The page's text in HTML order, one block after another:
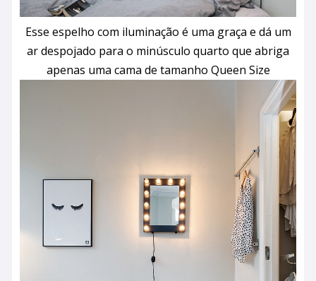
Esse espelho com iluminação é uma graça e dá um
ar despojado para o minúsculo quarto que abriga
apenas uma cama de tamanho Queen Size